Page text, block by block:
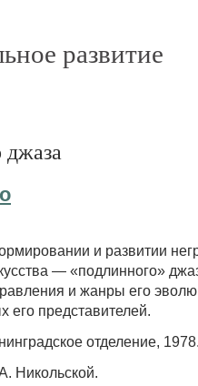
развитие
джаза
и развитии
— «подлинного»
и жанры его
его представителей.
отделение,
Никольской.